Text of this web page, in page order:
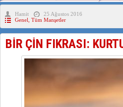
ÇİN’İN ANKARA
İŞGALCİ ÇİN’DEN
SAADET PARTİSİ
Uygurlarda Düğün ve Cenaze
Hamit
25 Ağustos 2016
Genel Tüm Manşetler
BİR ÇİN FIKRASI: